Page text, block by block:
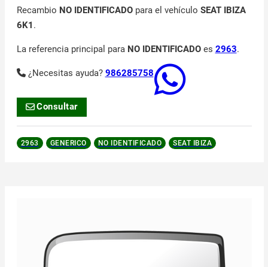
Recambio NO IDENTIFICADOpara el vehículo SEAT IBIZA
6K1 .
La referencia principal para NO IDENTIFICADOes 2963.
¿Necesitas ayuda? 986285758
Consultar
2963 GENERICO NO IDENTIFICADO SEAT IBIZA